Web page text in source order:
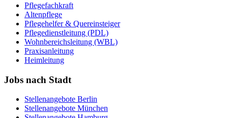
Pflegefachkraft
Altenpflege
Pflegehelfer & Quereinsteiger
Pflegedienstleitung (PDL)
Wohnbereichsleitung (WBL)
Praxisanleitung
Heimleitung
Jobs nach Stadt
Stellenangebote Berlin
Stellenangebote München